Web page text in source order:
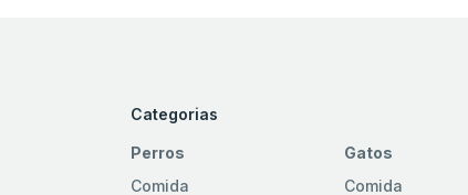
Categorias
Perros
Comida
Gatos
Comida